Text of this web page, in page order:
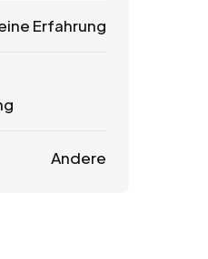
Erfahrung
Andere